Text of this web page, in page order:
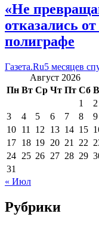
«Не
отказались
полиграфе
Газета.Ru5 месяцев
Август 2026
Пн Вт Ср Чт Пт Сб
1
2
3
4 5 6 7 8
9
10 11 12 13 14 15
17 18 19 20 21 22
24 25 26 27 28 29
31
« Июл
Рубрики